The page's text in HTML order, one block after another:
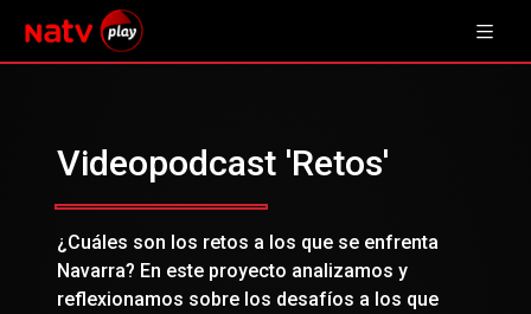
Videopodcast 'Retos'
¿Cuáles son los retos a los que se enfrenta
Navarra? En este proyecto analizamos y
reflexionamos sobre los desafíos a los que